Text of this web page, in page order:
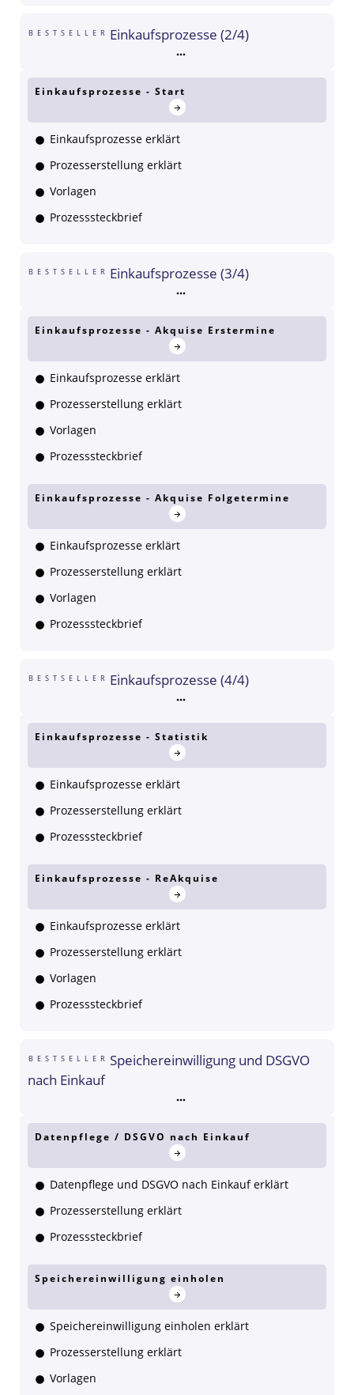
BESTSELLER Einkaufsprozesse (2/4)
Einkaufsprozesse - Start
Einkaufsprozesse erklärt
Prozesserstellung erklärt
Vorlagen
Prozesssteckbrief
BESTSELLER Einkaufsprozesse (3/4)
Einkaufsprozesse - Akquise Erstermine
Einkaufsprozesse erklärt
Prozesserstellung erklärt
Vorlagen
Prozesssteckbrief
Einkaufsprozesse - Akquise Folgetermine
Einkaufsprozesse erklärt
Prozesserstellung erklärt
Vorlagen
Prozesssteckbrief
BESTSELLER Einkaufsprozesse (4/4)
Einkaufsprozesse - Statistik
Einkaufsprozesse erklärt
Prozesserstellung erklärt
Prozesssteckbrief
Einkaufsprozesse - ReAkquise
Einkaufsprozesse erklärt
Prozesserstellung erklärt
Vorlagen
Prozesssteckbrief
BESTSELLER
Speichereinwilligung und DSGVO
nach Einkauf
Datenpflege / DSGVO nach Einkauf
Datenpflege und DSGVO nach Einkauf erklärt
Prozesserstellung erklärt
Prozesssteckbrief
Speichereinwilligung einholen
Speichereinwilligung einholen erklärt
Prozesserstellung erklärt
Vorlagen